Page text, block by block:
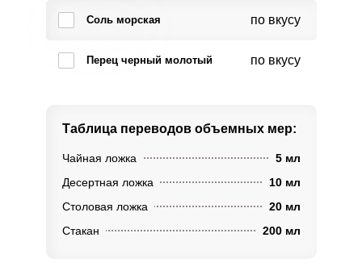
Соль морская по вкусу
Перец черный молотый по вкусу
Таблица переводов объемных мер:
Чайная ложка
5 мл
Десертная ложка
10 мл
Столовая ложка
20 мл
Стакан
200 мл